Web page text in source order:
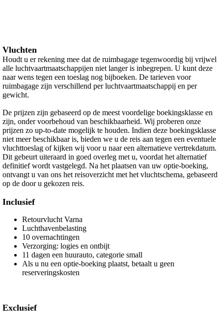
Vluchten
Houdt u er rekening mee dat de ruimbagage tegenwoordig bij vrijwel
alle luchtvaartmaatschappijen niet langer is inbegrepen. U kunt deze
naar wens tegen een toeslag nog bijboeken. De tarieven voor
ruimbagage zijn verschillend per luchtvaartmaatschappij en per
gewicht.
De prijzen zijn gebaseerd op de meest voordelige boekingsklasse en
zijn, onder voorbehoud van beschikbaarheid. Wij proberen onze
prijzen zo up-to-date mogelijk te houden. Indien deze boekingsklasse
niet meer beschikbaar is, bieden we u de reis aan tegen een eventuele
vluchttoeslag of kijken wij voor u naar een alternatieve vertrekdatum.
Dit gebeurt uiteraard in goed overleg met u, voordat het alternatief
definitief wordt vastgelegd. Na het plaatsen van uw optie-boeking,
ontvangt u van ons het reisoverzicht met het vluchtschema, gebaseerd
op de door u gekozen reis.
Inclusief
Retourvlucht Varna
Luchthavenbelasting
10 overnachtingen
Verzorging: logies en ontbijt
11 dagen een huurauto, categorie small
Als u nu een optie-boeking plaatst, betaalt u geen
reserveringskosten
Exclusief